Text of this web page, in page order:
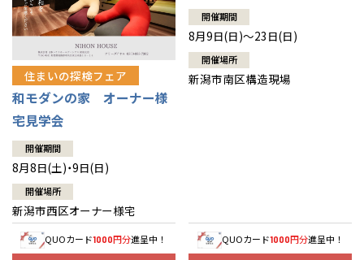
住まいの探検フェア
和モダンの家 オーナー様
宅見学会
開催期間
8月8日(土)・9日(日)
開催場所
新潟市西区オーナー様宅
QUOカード1000円分進呈中！
開催期間
8月9日(日)～23日(日)
開催場所
新潟市南区構造現場
QUOカード1000円分進呈中！